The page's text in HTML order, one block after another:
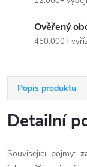
Ověřený
450.000+
Popis produktu
Detailní
Související pojmy: